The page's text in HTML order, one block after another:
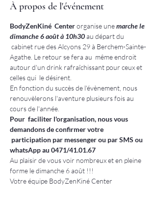
À propos de l'événement
BodyZenKiné  Center organise une marche le
dimanche 6 août à 10h30 au départ du
cabinet rue des Alcyons 29 à Berchem-Sainte-
Agathe. Le retour se fera au  même endroit
autour d'un drink rafraîchissant pour ceux et
celles qui  le désirent.
En fonction du succès de l'évènement, nous
renouvèlerons l'aventure plusieurs fois au
cours de l'année.
Pour  faciliter l'organisation, nous vous
demandons de confirmer votre
participation par messenger ou par SMS ou
whatsApp au 0471/41.01.67
Au plaisir de vous voir nombreux et en pleine
forme le dimanche 6 août !!!
Votre équipe BodyZenKiné Center